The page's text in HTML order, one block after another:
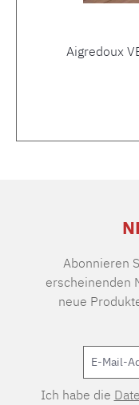
Aigredoux
Abonnieren
erscheinenden
neue
Ich habe die